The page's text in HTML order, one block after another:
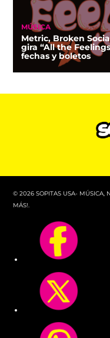
MÚSICA
Metric, Broken
gira “All the
fechas y boletos
© 2026 SOPITAS USA- MÚSICA,
MÁS!.